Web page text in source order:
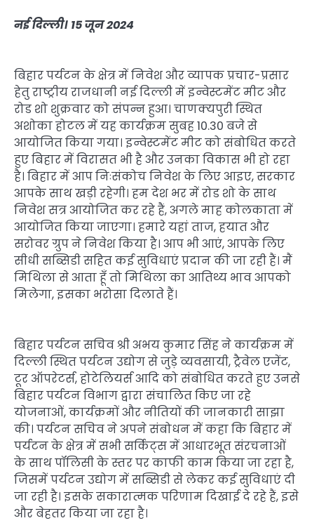
नई दिल्ली। 15 जून 2024
बिहार पर्यटन के क्षेत्र में निवेश और व्यापक प्रचार-प्रसार
हेतु राष्ट्रीय राजधानी नई दिल्ली में इन्वेस्टमेंट मीट और
रोड शो शुक्रवार को संपन्न हुआ। चाणक्यपुरी स्थित
अशोका होटल में यह कार्यक्रम सुबह 10.30 बजे से
आयोजित किया गया। इन्वेस्टमेंट मीट को संबोधित करते
हुए बिहार में विरासत भी है और उनका विकास भी हो रहा
है। बिहार में आप निःसंकोच निवेश के लिए आइए, सरकार
आपके साथ खड़ी रहेगी। हम देश भर में रोड शो के साथ
निवेश सत्र आयोजित कर रहे हैं, अगले माह कोलकाता में
आयोजित किया जाएगा। हमारे यहां ताज, हयात और
सरोवर ग्रुप ने निवेश किया है। आप भी आएं, आपके लिए
सीधी सब्सिडी सहित कई सुविधाएं प्रदान की जा रही हैं। मैं
मिथिला से आता हूँ तो मिथिला का आतिथ्य भाव आपको
मिलेगा, इसका भरोसा दिलाते हैं।
बिहार पर्यटन सचिव श्री अभय कुमार सिंह ने कार्यक्रम में
दिल्ली स्थित पर्यटन उद्योग से जुड़े व्यवसायी, ट्रैवेल एजेंट,
टूर ऑपरेटर्स, होटेलियर्स आदि को संबोधित करते हुए उनसे
बिहार पर्यटन विभाग द्वारा संचालित किए जा रहे
योजनाओं, कार्यक्रमों और नीतियों की जानकारी साझा
की। पर्यटन सचिव ने अपने संबोधन में कहा कि बिहार में
पर्यटन के क्षेत्र में सभी सर्किट्स में आधारभूत संरचनाओं
के साथ पॉलिसी के स्तर पर काफी काम किया जा रहा है,
जिसमें पर्यटन उद्योग में सब्सिडी से लेकर कई सुविधाएं दी
जा रही है। इसके सकारात्मक परिणाम दिखाई दे रहे हैं, इसे
और बेहतर किया जा रहा है।